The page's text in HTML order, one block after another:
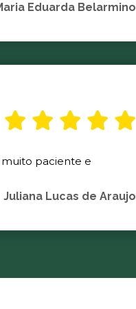
Eduarda Belarmino
muito paciente e
Juliana Lucas de Araujo